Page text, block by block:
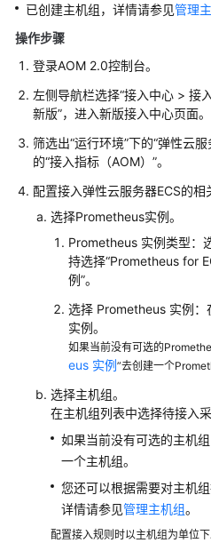
（2.0）
（吉
隆
区
域）
产
介
绍
快
速
门
通
IAM
授
予
使
AOM
的
权
已创建主机组，详情请参见管理
操作步骤
登录AOM 2.0控制台。
左侧导航栏选择“接入中心 > 接
新版”，进入新版接入中心页面。
筛选出“运行环境”下的“弹性云
的“接入指标（AOM）”。
配置接入弹性云服务器ECS的相
选择Prometheus实例。
Prometheus 实例类型：
持选择“Prometheus for
例”。
选择 Prometheus 实例
实例。
如果当前没有可选的
eus 实例”去创建一个
选择主机组。
在主机组列表中选择待接入
如果当前没有可选的主机
一个主机组。
您还可以根据需要对主机
详情请参见管理主机组。
配置接入规则时以主机组为单位